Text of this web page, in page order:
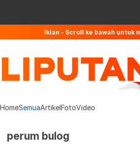
Iklan - Scroll ke bawah untuk
HomeSemuaArtikelFotoVideo
perum bulog